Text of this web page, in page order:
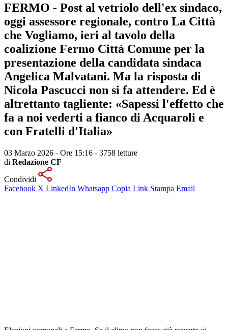
FERMO - Post al vetriolo dell'ex sindaco,
oggi assessore regionale, contro La Città
che Vogliamo, ieri al tavolo della
coalizione Fermo Città Comune per la
presentazione della candidata sindaca
Angelica Malvatani. Ma la risposta di
Nicola Pascucci non si fa attendere. Ed è
altrettanto tagliente: «Sapessi l'effetto che
fa a noi vederti a fianco di Acquaroli e
con Fratelli d'Italia»
03 Marzo 2026 - Ore 15:16 - 3758 letture
di Redazione CF
Condividi
Facebook X LinkedIn Whatsapp Copia Link Stampa Email